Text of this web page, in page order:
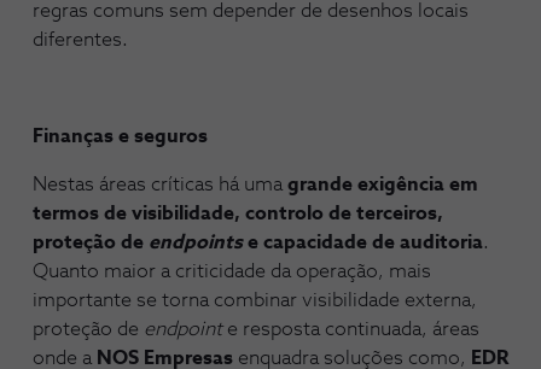
regras comuns sem depender de desenhos locais
diferentes.
Finanças e seguros
Nestas áreas críticas há uma grande exigência em
termos de visibilidade, controlo de terceiros,
proteção de endpointse capacidade de auditoria.
Quanto maior a criticidade da operação, mais
importante se torna combinar visibilidade externa,
proteção de endpointe resposta continuada, áreas
onde a NOS Empresas enquadra soluções como, EDR